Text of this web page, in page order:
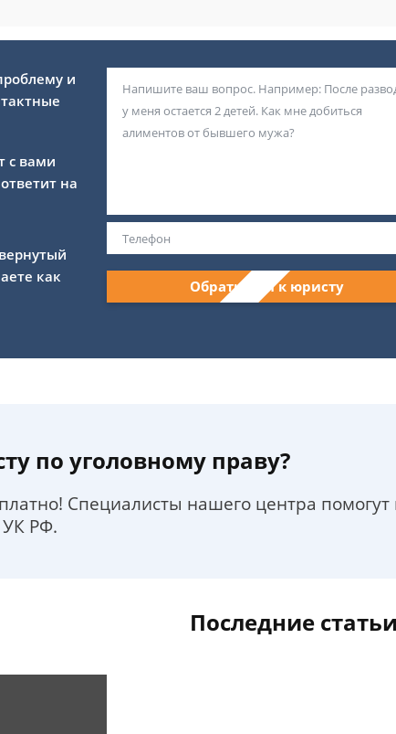
и
с вами
на
как
Обратиться к юристу
по уголовному праву?
Специалисты нашего центра помогут
РФ.
Последние статьи